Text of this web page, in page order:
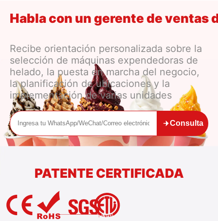
Habla con un gerente de ventas
Recibe orientación personalizada sobre la
selección de máquinas expendedoras de
helado, la puesta en marcha del negocio,
la planificación de ubicaciones y la
implementación de varias unidades
Consulta
PATENTE CERTIFICADA